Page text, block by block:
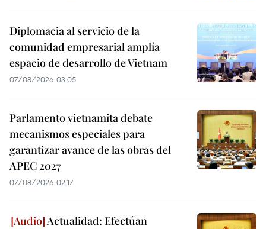
Diplomacia al servicio de la
comunidad empresarial amplía
espacio de desarrollo de Vietnam
07/08/2026 03:05
Parlamento vietnamita debate
mecanismos especiales para
garantizar avance de las obras del
APEC 2027
07/08/2026 02:17
Actualidad: Efectúan